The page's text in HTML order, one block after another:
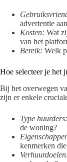
advertentie
Kosten: Wat
van het
Bereik: Welk
Hoe selecteer je het
Bij het overwegen
zijn er enkele
Type huurders:
de woning?
kenmerken